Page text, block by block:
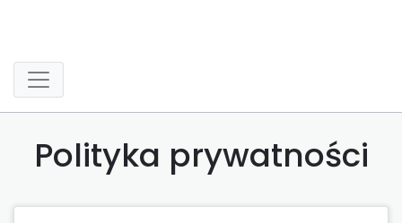
Polityka prywatności